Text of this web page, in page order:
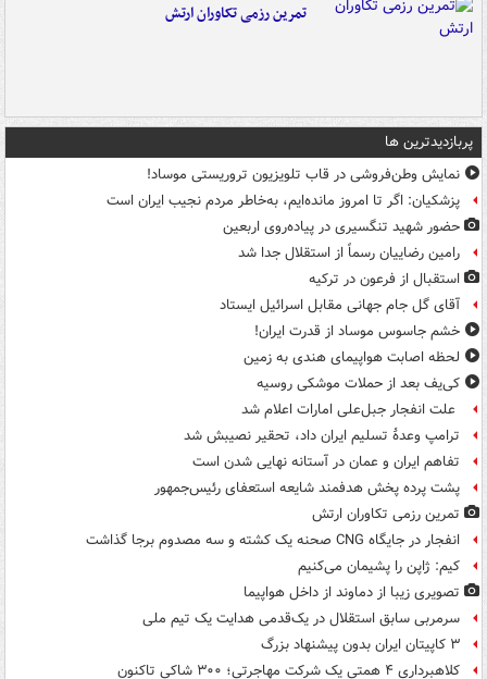
تمرین رزمی تکاوران ارتش
پربازدیدترین ها
نمایش وطن‌فروشی در قاب تلویزیون تروریستی موساد!
پزشکیان: اگر تا امروز مانده‌ایم، به‌خاطر مردم نجیب ایران است
حضور شهید تنگسیری در پیاده‌روی اربعین
رامین رضاییان رسماً از استقلال جدا شد
استقبال از فرعون در ترکیه
آقای گل جام جهانی مقابل اسرائیل ایستاد
خشم جاسوس موساد از قدرت ایران!
لحظه اصابت هواپیمای هندی به زمین
کی‌یف بعد از حملات موشکی روسیه
علت انفجار جبل‌علی امارات اعلام شد
ترامپ وعدۀ تسلیم ایران داد، تحقیر نصیبش شد
تفاهم ایران و عمان در آستانه نهایی شدن است
پشت پرده پخش هدفمند شایعه استعفای رئیس‌جمهور
تمرین رزمی تکاوران ارتش
انفجار در جایگاه CNG صحنه یک کشته و سه مصدوم برجا گذاشت
کیم: ژاپن را پشیمان می‌کنیم
تصویری زیبا از دماوند از داخل هواپیما
سرمربی سابق استقلال در یک‌قدمی هدایت یک تیم ملی
۳ کاپیتان ایران بدون پیشنهاد بزرگ
کلاهبرداری ۴ همتی یک شرکت مهاجرتی؛ ۳۰۰ شاکی تاکنون